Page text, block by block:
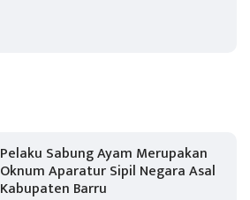
Pelaku Sabung Ayam Merupakan
Oknum Aparatur Sipil Negara Asal
Kabupaten Barru